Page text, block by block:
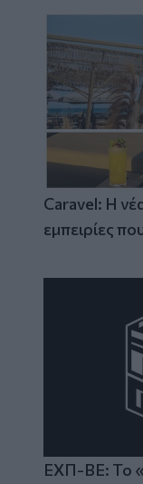
Caravel: Η
εμπειρίες
ΕΧΠ-ΒΕ: Το